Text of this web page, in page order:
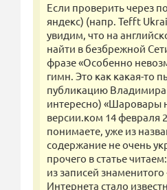
Если проверить через
яндекс) (напр. Tefft
увидим, что на
найти в безбрежной
фразе «Особенно
гимн. Это как какая-то
публикацию Владимира
интересно) «Шаровары
версии.ком 14 февраля
понимаете, уже из
содержание не очень
прочего в статье
из записей
Интернета стало